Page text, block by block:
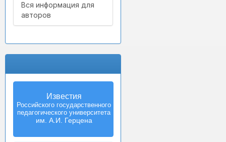
Вся информация для
авторов
Известия
Российского государственного
педагогического университета
им. А.И. Герцена
Izvestia:
Herzen University
Journal of
Humanities & Sciences